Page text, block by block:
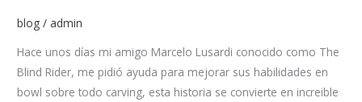
blog / admin
Hace unos días mi amigo Marcelo Lusardi conocido como The
Blind Rider, me pidió ayuda para mejorar sus habilidades en
bowl sobre todo carving, esta historia se convierte en increible